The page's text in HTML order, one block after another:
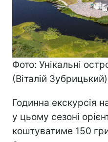
Фото: Унікальні
(Віталій Зубрицький)
Годинна екскурсія
у цьому сезоні
коштуватиме 150